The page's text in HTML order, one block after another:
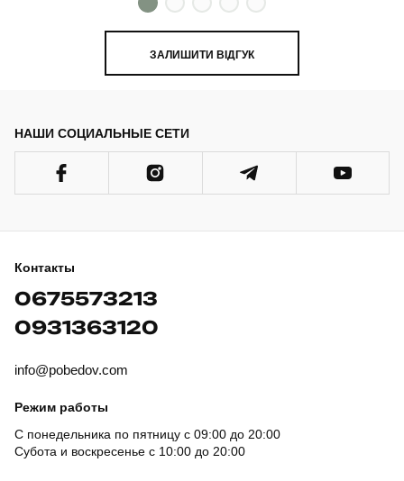
ЗАЛИШИТИ ВІДГУК
НАШИ СОЦИАЛЬНЫЕ СЕТИ
Контакты
0675573213
0931363120
info@pobedov.com
Режим работы
С понедельника по пятницу с 09:00 до 20:00
Субота и воскресенье с 10:00 до 20:00